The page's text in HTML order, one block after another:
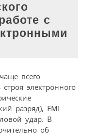
с
всего
электронного
разряд), EMI
удар. В
об